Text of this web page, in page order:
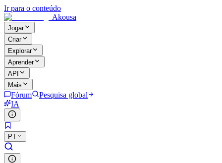
Ir para o conteúdo
Akousa
Jogar
Criar
Explorar
Aprender
API
Mais
Fórum
Pesquisa global
IA
PT